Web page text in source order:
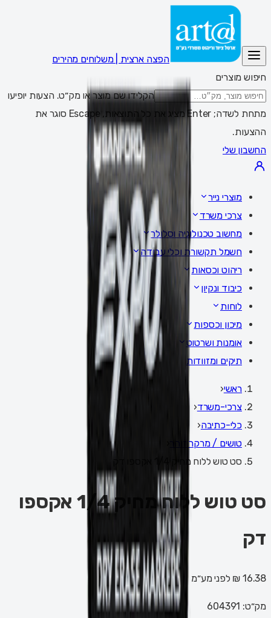
הפצה ארצית | משלוחים מהירים
חיפוש מוצרים
הקלידו שם מוצר או מק״ט. הצעות יופיעו
מתחת לשדה; Enter מציג את כל התוצאות, Escape סוגר את
ההצעות.
החשבון שלי
מוצרי נייר
צרכי משרד
מחשוב טכנולוגיה וסלולר
חשמל תקשורת וכלי עבודה
ריהוט וכסאות
כיבוד ונקיון
לוחות
מיכון וכספות
אומנות ושרטוט
תיקים ומזוודות
ראשי‹
צרכי-משרד‹
כלי-כתיבה‹
טושים / מרקר זוהר
סט טוש ללוח מחיק 1/4 אקספו דק
סט טוש ללוח מחיק 1/4 אקספו
דק
16.38 ₪ לפני מע״מ
מק״ט: 604391